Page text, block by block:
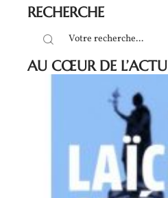
RECHERCHE
AU CŒUR DE L’ACTU